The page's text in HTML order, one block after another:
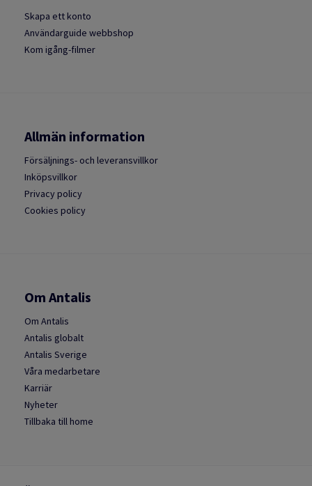
Skapa ett konto
Användarguide webbshop
Kom igång-filmer
Allmän information
Försäljnings- och leveransvillkor
Inköpsvillkor
Privacy policy
Cookies policy
Om Antalis
Om Antalis
Antalis globalt
Antalis Sverige
Våra medarbetare
Karriär
Nyheter
Tillbaka till home